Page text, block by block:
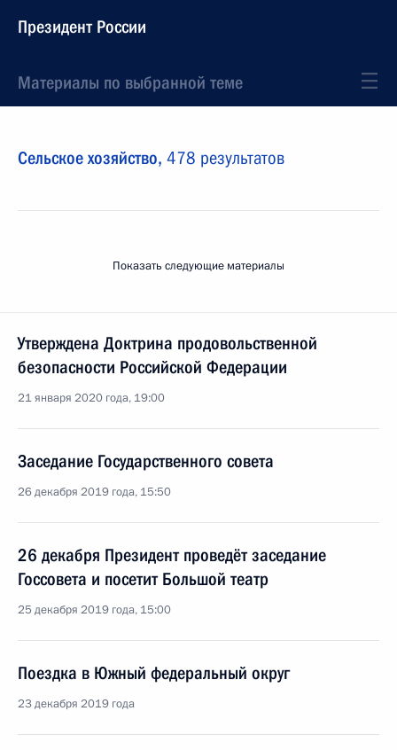
Президент России
Материалы по выбранной теме
Сельское хозяйство, 478 результатов
Показать следующие материалы
Утверждена Доктрина продовольственной
безопасности Российской Федерации
21 января 2020 года, 19:00
Заседание Государственного совета
26 декабря 2019 года, 15:50
26 декабря Президент проведёт заседание
Госсовета и посетит Большой театр
25 декабря 2019 года, 15:00
Поездка в Южный федеральный округ
23 декабря 2019 года